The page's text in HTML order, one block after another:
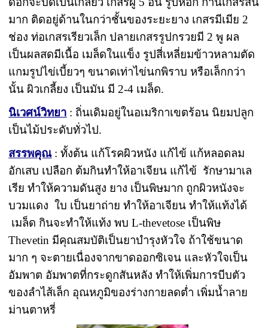
มาก ติดอยู่ด้านในกว่าชั้นของระยะยาง เกสรมีเมีย 2
ช่อง ท่อเกสรเรียวเล็ก ปลายเกสรรูปกรวยมี 2 พู ผล
เป็นผลสดมีเนื้อ เมล็ดในแข็ง รูปสี่เหลี่ยมข้าวหลามตัด
แกมรูปไข่เบี้ยวๆ ขนาดเท่าไข่นกพิราบ หรือเล็กกว่า
นั้น ผิวเกลี้ยง เป็นมัน มี 2-4 เมล็ด.
นิเวศน์วิทยา : ถิ่นเดิมอยู่ในอเมริกาเขตร้อน นิยมปลูก
เป็นไม้ประดับทั่วไป.
สรรพคุณ: ทั้งต้น แก้โรคผิวหนัง แก้ไข้ แก้หลอดลม
อักเสบ เปลือก ต้มกินทำให้อาเจียน แก้ไข้ รักษามาเล
เรีย ทำให้ความดันสูง ยาง เป็นพิษมาก ถูกผิวหนังจะ
บวมแดง ใบ เป็นยาถ่าย ทำให้อาเจียน ทำให้แท้งได้
เมล็ด กินจะทำให้แท้ง พบ L-thevetose เป็นพิษ
Thevetin มีคุณสมบัติเป็นยาบำรุงหัวใจ ถ้าใช้ขนาด
มาก ๆ จะตายเนื่องจากขาดออกซิเจน และหัวใจเป็น
อัมพาต อัมพาตที่กระดูกสันหลัง ทำให้เพิ่มการบีบตัว
ของลำไส้เล็ก อุณหภูมิของร่างกายลดต่ำ เพิ่มน้ำลาย
ม่านตาหรี่